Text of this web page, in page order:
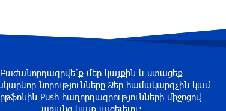
Բաժանորդագրվե՛ք մեր կայքին և ստացեք
նորությունները Ձեր համակարգչին կամ
Push հաղորդագրությունների միջոցով
առանց կայք այցելելու։